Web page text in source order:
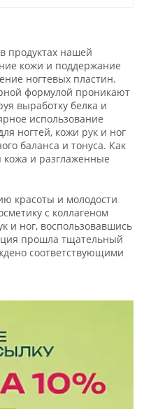
продуктах нашей
кожи и поддержание
ногтевых пластин.
формулой проникают
выработку белка и
использование
ногтей, кожи рук и ног
баланса и тонуса. Как
кожа и разглаженные
красоты и молодости
с коллагеном
и ног, воспользовавшись
прошла тщательный
соответствующими